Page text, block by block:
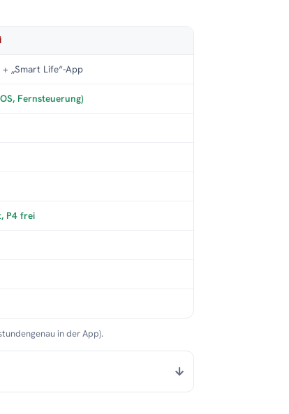
+ „Smart Life“-App
Fernsteuerung)
P4 frei
in der App).